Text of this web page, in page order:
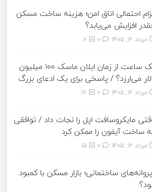
احتمالی اتاق امن؛ هزینه ساخت مسکن
افزایش می‌یابد؟
مرداد ۱۶, ۱۴۰۵ 7
یک ساعت از زمان ایلان ماسک ۱۰۰ میلیون
می‌ارزد؟ / پاسخی برای یک ادعای بزرگ
مرداد ۱۶, ۱۴۰۵ 12
مایکروسافت اپل را نجات داد / توافقی
ساخت آیفون را ممکن کرد
مرداد ۱۶, ۱۴۰۵ 15
ساختمانی؛ بازار مسکن با کمبود